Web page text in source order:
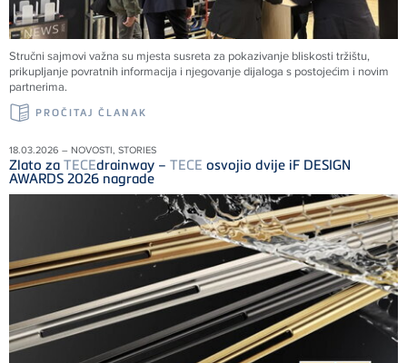
Stručni sajmovi važna su mjesta susreta za pokazivanje bliskosti tržištu,
prikupljanje povratnih informacija i njegovanje dijaloga s postojećim i novim
partnerima.
PROČITAJ ČLANAK
18.03.2026 – NOVOSTI, STORIES
Zlato za TECEdrainway – TECE osvojio dvije iF DESIGN
AWARDS 2026 nagrade